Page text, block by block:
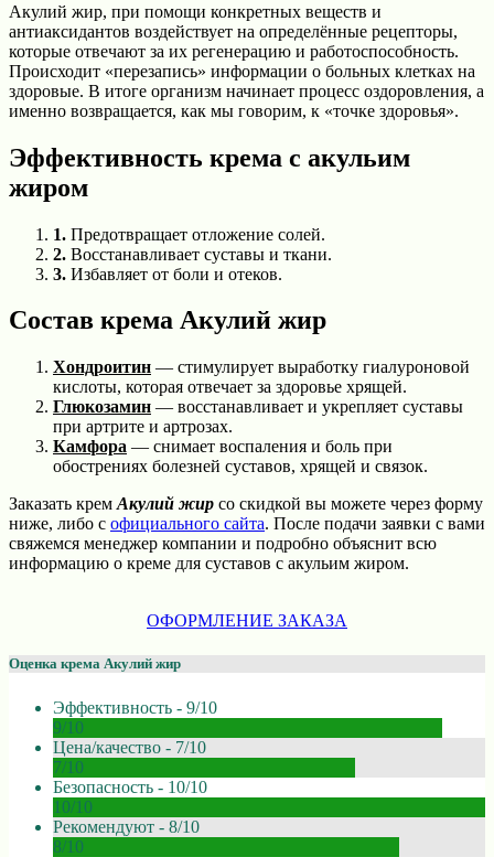
Акулий жир, при помощи конкретных веществ и
антиаксидантов воздействует на определённые рецепторы,
которые отвечают за их регенерацию и работоспособность.
Происходит «перезапись» информации о больных клетках на
здоровые. В итоге организм начинает процесс оздоровления, а
именно возвращается, как мы говорим, к «точке здоровья».
Эффективность крема с акульим
жиром
1. Предотвращает отложение солей.
2. Восстанавливает суставы и ткани.
3. Избавляет от боли и отеков.
Состав крема Акулий жир
Хондроитин — стимулирует выработку гиалуроновой
кислоты, которая отвечает за здоровье хрящей.
Глюкозамин — восстанавливает и укрепляет суставы
при артрите и артрозах.
Камфора — снимает воспаления и боль при
обострениях болезней суставов, хрящей и связок.
Заказать крем Акулий жир со скидкой вы можете через форму
ниже, либо с официального сайта. После подачи заявки с вами
свяжемся менеджер компании и подробно объяснит всю
информацию о креме для суставов с акульим жиром.
ОФОРМЛЕНИЕ ЗАКАЗА
Оценка крема Акулий жир
Эффективность - 9/10
9/10
Цена/качество - 7/10
7/10
Безопасность - 10/10
10/10
Рекомендуют - 8/10
8/10